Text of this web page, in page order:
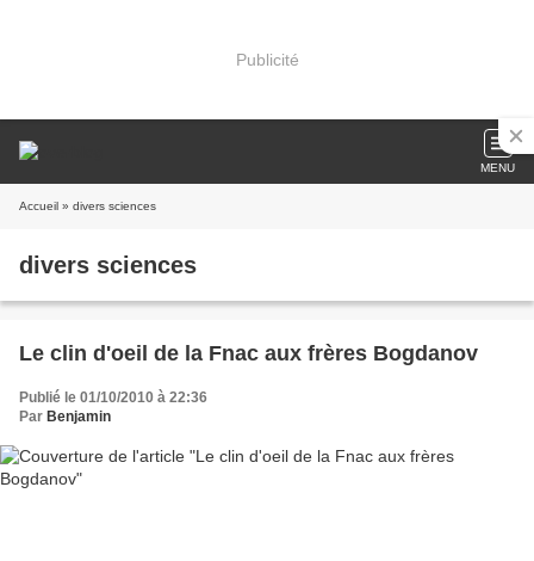
Publicité
MENU
Accueil » divers sciences
divers sciences
Le clin d'oeil de la Fnac aux frères Bogdanov
Publié le 01/10/2010 à 22:36
Par Benjamin